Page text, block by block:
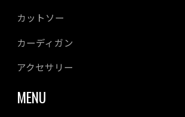
カットソー
カーディガン
アクセサリー
MENU